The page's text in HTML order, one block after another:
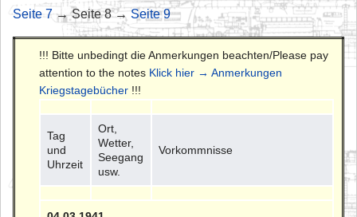
Seite 7 → Seite 8 → Seite 9
!!! Bitte unbedingt die Anmerkungen beachten/Please pay
attention to the notes Klick hier → Anmerkungen
Kriegstagebücher !!!
Tag
und
Uhrzeit
Ort,
Wetter,
Seegang
usw.
Vorkommnisse